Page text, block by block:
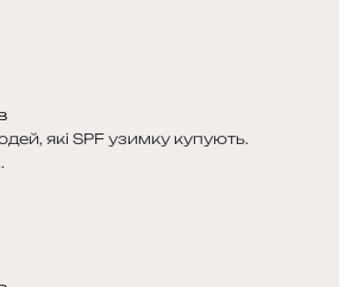
які SPF узимку купують.